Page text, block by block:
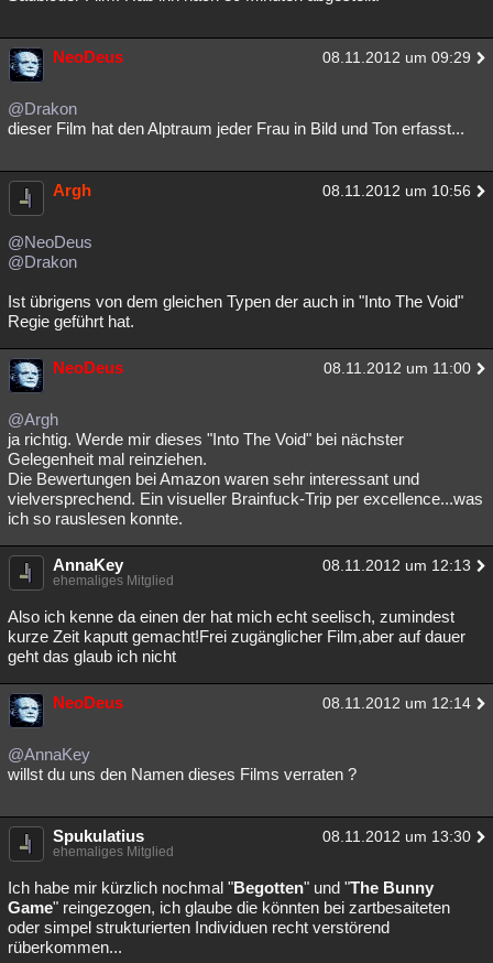
NeoDeus 08.11.2012 um 09:29
@Drakon
dieser Film hat den Alptraum jeder Frau in Bild und Ton erfasst...
Argh 08.11.2012 um 10:56
@NeoDeus
@Drakon
Ist übrigens von dem gleichen Typen der auch in "Into The Void"
Regie geführt hat.
NeoDeus 08.11.2012 um 11:00
@Argh
ja richtig. Werde mir dieses "Into The Void" bei nächster
Gelegenheit mal reinziehen.
Die Bewertungen bei Amazon waren sehr interessant und
vielversprechend. Ein visueller Brainfuck-Trip per excellence...was
ich so rauslesen konnte.
AnnaKey 08.11.2012 um 12:13
ehemaliges Mitglied
Also ich kenne da einen der hat mich echt seelisch, zumindest
kurze Zeit kaputt gemacht!Frei zugänglicher Film,aber auf dauer
geht das glaub ich nicht
NeoDeus 08.11.2012 um 12:14
@AnnaKey
willst du uns den Namen dieses Films verraten ?
Spukulatius 08.11.2012 um 13:30
ehemaliges Mitglied
Ich habe mir kürzlich nochmal "Begotten" und "The Bunny
Game" reingezogen, ich glaube die könnten bei zartbesaiteten
oder simpel strukturierten Individuen recht verstörend
rüberkommen...